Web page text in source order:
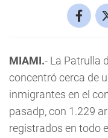
MIAMI.- La Patrulla
concentró cerca de
inmigrantes en el
pasadp, con 1.229
registrados en todo